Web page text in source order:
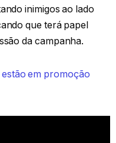
inimigos ao lado
que terá papel
da campanha.
em promoção